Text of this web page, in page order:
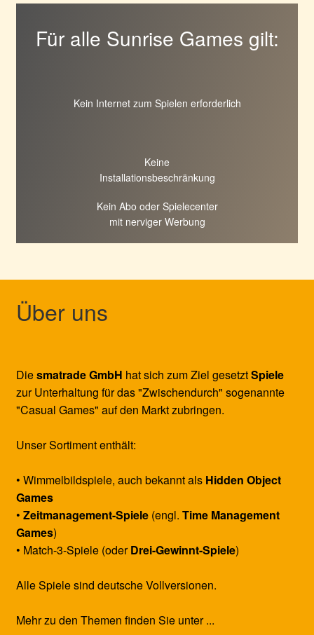
Für alle Sunrise Games gilt:
Kein Internet zum Spielen erforderlich
Keine
Installationsbeschränkung
Kein Abo oder Spielecenter
mit nerviger Werbung
Über uns
Diesmatrade GmbH hat sich zum Ziel gesetztSpiele
zur Unterhaltung für das "Zwischendurch" sogenannte
"Casual Games" auf den Markt zubringen.
Unser Sortiment enthält:
• Wimmelbildspiele, auch bekannt als Hidden Object
Games
• Zeitmanagement-Spiele(engl. Time Management
Games)
• Match-3-Spiele (oderDrei-Gewinnt-Spiele)
Alle Spiele sind deutsche Vollversionen.
Mehr zu den Themen finden Sie unter ...